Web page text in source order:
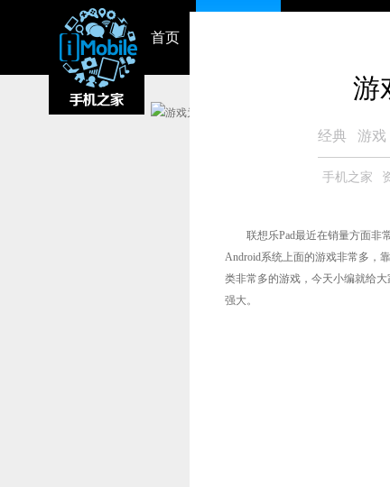
首页
游
经典 游戏
手机之家
联想乐Pad最近在销量方面非常
Android系统上面的游戏非常多，
类非常多的游戏，今天小编就给
强大。